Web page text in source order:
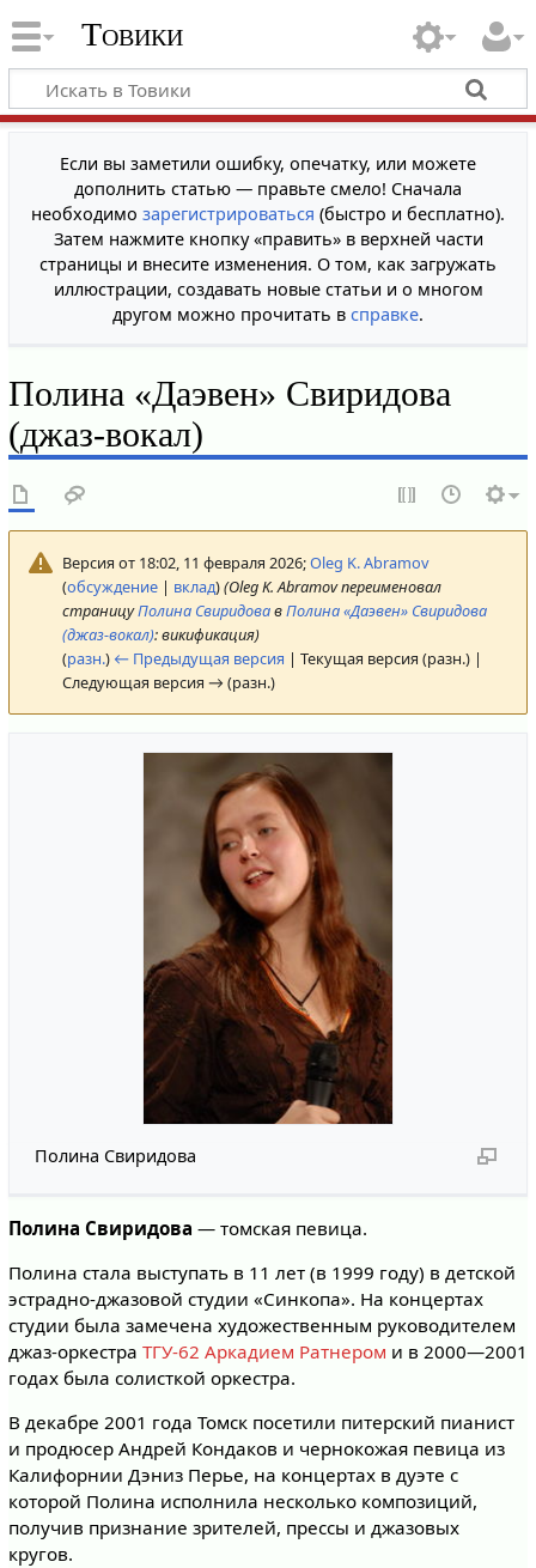
Товики
Если вы заметили ошибку, опечатку, или можете
дополнить статью — правьте смело! Сначала
необходимо зарегистрироваться (быстро и бесплатно).
Затем нажмите кнопку «править» в верхней части
страницы и внесите изменения. О том, как загружать
иллюстрации, создавать новые статьи и о многом
другом можно прочитать в справке.
Полина «Даэвен» Свиридова
(джаз-вокал)
Версия от 18:02, 11 февраля 2026;Oleg K. Abramov
(обсуждение| вклад)(Oleg K. Abramov переименовал
страницуПолина СвиридовавПолина «Даэвен» Свиридова
(джаз-вокал): викификация)
(разн.) ← Предыдущая версия | Текущая версия (разн.) |
Следующая версия → (разн.)
Полина Свиридова
Полина Свиридова — томская певица.
Полина стала выступать в 11 лет (в 1999 году) в детской
эстрадно-джазовой студии «Синкопа». На концертах
студии была замечена художественным руководителем
джаз-оркестра ТГУ-62 Аркадием Ратнером и в 2000—2001
годах была солисткой оркестра.
В декабре 2001 года Томск посетили питерский пианист
и продюсер Андрей Кондаков и чернокожая певица из
Калифорнии Дэниз Перье, на концертах в дуэте с
которой Полина исполнила несколько композиций,
получив признание зрителей, прессы и джазовых
кругов.